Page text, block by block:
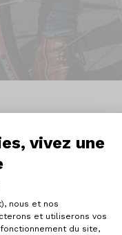
vivez une
nous et nos
et utiliserons vos
du site,